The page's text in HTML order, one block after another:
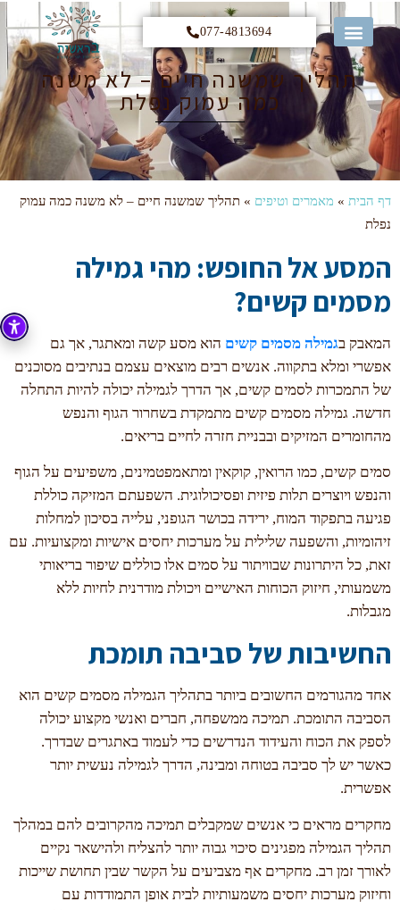
077-4813694
תהליך שמשנה חיים – לא משנה
כמה עמוק נפלת
דף הבית » מאמרים וטיפים » תהליך שמשנה חיים – לא משנה כמה עמוק
נפלת
המסע אל החופש: מהי גמילה
מסמים קשים?
המאבק בגמילה מסמים קשים הוא מסע קשה ומאתגר, אך גם
אפשרי ומלא בתקווה. אנשים רבים מוצאים עצמם בנתיבים מסוכנים
של התמכרות לסמים קשים, אך הדרך לגמילה יכולה להיות התחלה
חדשה. גמילה מסמים קשים מתמקדת בשחרור הגוף והנפש
מהחומרים המזיקים ובבניית חזרה לחיים בריאים.
סמים קשים, כמו הרואין, קוקאין ומתאמפטמינים, משפיעים על הגוף
והנפש ויוצרים תלות פיזית ופסיכולוגית. השפעתם המזיקה כוללת
פגיעה בתפקוד המוח, ירידה בכושר הגופני, עלייה בסיכון למחלות
זיהומיות, והשפעה שלילית על מערכות יחסים אישיות ומקצועיות. עם
זאת, כל היתרונות שבוויתור על סמים אלו כוללים שיפור בריאותי
משמעותי, חיזוק הכוחות האישיים ויכולת מודרנית לחיות ללא
מגבלות.
החשיבות של סביבה תומכת
אחד מהגורמים החשובים ביותר בתהליך הגמילה מסמים קשים הוא
הסביבה התומכת. תמיכה ממשפחה, חברים ואנשי מקצוע יכולה
לספק את הכוח והעידוד הנדרשים כדי לעמוד באתגרים שבדרך.
כאשר יש לך סביבה בטוחה ומבינה, הדרך לגמילה נעשית יותר
אפשרית.
מחקרים מראים כי אנשים שמקבלים תמיכה מהקרובים להם במהלך
תהליך הגמילה מפגינים סיכוי גבוה יותר להצליח ולהישאר נקיים
לאורך זמן רב. מחקרים אף מצביעים על הקשר שבין תחושת שייכות
וחיזוק מערכות יחסים משמעותיות לבית אופן התמודדות עם